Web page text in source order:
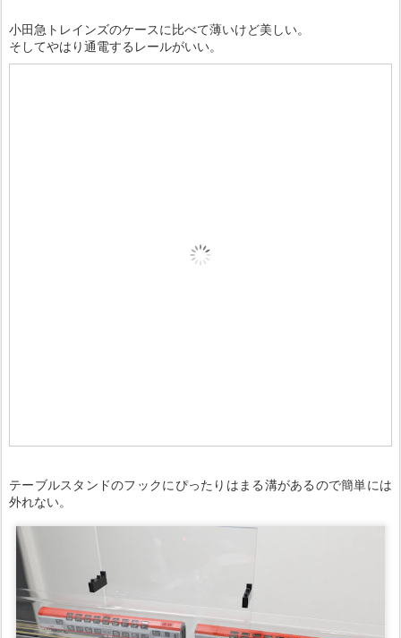
小田急トレインズのケースに比べて薄いけど美しい。
そしてやはり通電するレールがいい。
テーブルスタンドのフックにぴったりはまる溝があるので簡単には
外れない。